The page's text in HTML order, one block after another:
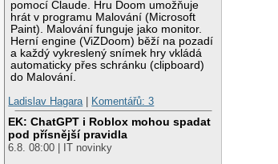
pomocí Claude. Hru Doom umožňuje
hrát v programu Malování (Microsoft
Paint). Malování funguje jako monitor.
Herní engine (ViZDoom) běží na pozadí
a každý vykreslený snímek hry vkládá
automaticky přes schránku (clipboard)
do Malování.
Ladislav Hagara
Komentářů: 3
EK: ChatGPT i Roblox mohou spadat
pod přísnější pravidla
6.8. 08:00 | IT novinky